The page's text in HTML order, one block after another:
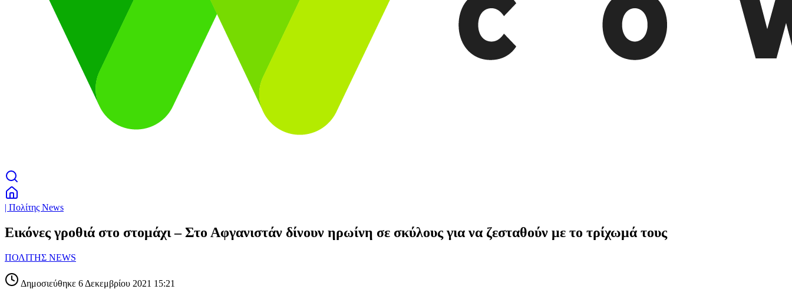
| Πολίτης News
Εικόνες γροθιά στο στομάχι – Στο Αφγανιστάν δίνουν ηρωίνη σε σκύλους για να ζεσταθούν με το τρίχωμά τους
ΠΟΛΙΤΗΣ NEWS
Δημοσιεύθηκε 6 Δεκεμβρίου 2021 15:21